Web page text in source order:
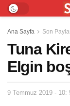
Ana Sayfa Son
Tuna
Elgin
9 Temmuz 2019 - 10: